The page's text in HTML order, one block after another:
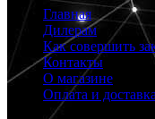
Главная
Дилерам
Как совершить
Контакты
О магазине
Оплата и доставка